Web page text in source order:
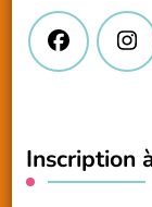
Inscription